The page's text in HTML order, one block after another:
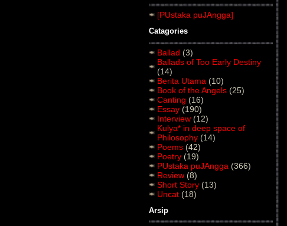
[PUstaka puJAngga]
Catagories
Ballad (3)
Ballads of Too Early Destiny
(14)
Berita Utama (10)
Book of the Angels (25)
Canting (16)
Essay (190)
Interview (12)
Kulya* in deep space of
Philosophy (14)
Poems (42)
Poetry (19)
PUstaka puJAngga (366)
Review (8)
Short Story (13)
Uncat (18)
Arsip